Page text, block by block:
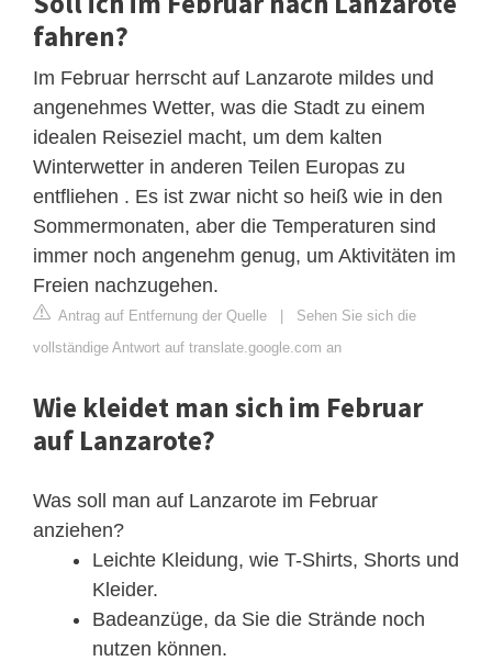
fahren?
Im Februar herrscht auf Lanzarote mildes und
angenehmes Wetter, was die Stadt zu einem
idealen Reiseziel macht, um dem kalten
Winterwetter in anderen Teilen Europas zu
entfliehen . Es ist zwar nicht so heiß wie in den
Sommermonaten, aber die Temperaturen sind
immer noch angenehm genug, um Aktivitäten im
Freien nachzugehen.
Antrag auf Entfernung der Quelle | Sehen Sie sich die
vollständige Antwort auf translate.google.com an
Wie kleidet man sich im Februar
auf Lanzarote?
Was soll man auf Lanzarote im Februar
anziehen?
Leichte Kleidung, wie T-Shirts, Shorts und
Kleider.
Badeanzüge, da Sie die Strände noch
nutzen können.